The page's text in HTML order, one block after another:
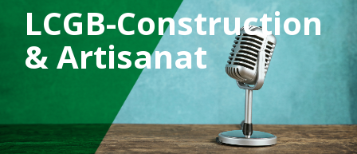
Le LCGB
Structures syndicales
LCGB-Construction
& Artisanat